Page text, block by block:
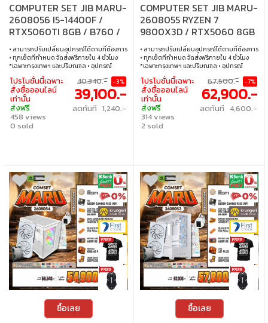
COMPUTER SET JIB MARU-
2608056 I5-14400F /
RTX5060TI 8GB / B760 /
16GB DDR5 / M.2 1TB
• สามารถปรับเปลี่ยนอุปกรณ์ได้ตามที่ต้องการ
• ทุกเซ็ตที่กำหนด จัดส่งฟรีภายใน 4 ชั่วโมง
*เฉพาะกรุงเทพฯ และปริมณฑล • อุปกรณ์
คอมพิวเตอร์เสียภายใน 30 วัน นับจากวันซื้อ
เปลี่ยนอุปกรณ์คอมพิวเตอร์ใหม่ให้ทันที
ภายใน 24 ชั่วโมง เฉพาะซื้อผ่าน JIB Online
เท่านั้น (เงื่อนไขเป็นไปตามที่กำหนด) • ผ่อน
สบายๆ 0% นาน 10 เดือน ทุกเซ็ต • บริการ
ซ่อมและตรวจเช็คอาการ ฟรี! ได้ที่เจไอบีกว่า 140
สาขา ทั่วประเทศ
โปรโมชั่นนี้เฉพาะ
สั่งซื้อออนไลน์
เท่านั้น
ส่งฟรี
458 views
0 sold
40,340.- -3%
39,100.-
ลดทันที 1,240.-
COMPUTER SET JIB MARU-
2608055 RYZEN 7
9800X3D / RTX5060 8GB
/ B650 / 32GB DDR5 / M.2
1TB
• สามารถปรับเปลี่ยนอุปกรณ์ได้ตามที่ต้องการ
• ทุกเซ็ตที่กำหนด จัดส่งฟรีภายใน 4 ชั่วโมง
*เฉพาะกรุงเทพฯ และปริมณฑล • อุปกรณ์
คอมพิวเตอร์เสียภายใน 30 วัน นับจากวันซื้อ
เปลี่ยนอุปกรณ์คอมพิวเตอร์ใหม่ให้ทันที
ภายใน 24 ชั่วโมง เฉพาะซื้อผ่าน JIB Online
เท่านั้น (เงื่อนไขเป็นไปตามที่กำหนด) • ผ่อน
สบายๆ 0% นาน 10 เดือน ทุกเซ็ต • บริการ
ซ่อมและตรวจเช็คอาการ ฟรี! ได้ที่เจไอบีกว่า 140
สาขา ทั่วประเทศ
โปรโมชั่นนี้เฉพาะ
สั่งซื้อออนไลน์
เท่านั้น
ส่งฟรี
314 views
2 sold
67,500.- -7%
62,900.-
ลดทันที 4,600.-
ซื้อเลย ซื้อเลย